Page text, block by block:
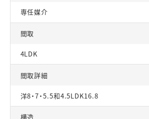
専任媒介
間取
4LDK
間取詳細
洋8・7・5.5和4.5LDK16.8
構造